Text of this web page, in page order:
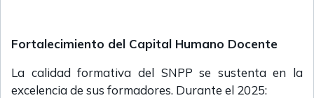
Fortalecimiento del Capital Humano Docente
La calidad formativa del SNPP se sustenta en la
excelencia de sus formadores. Durante el 2025: